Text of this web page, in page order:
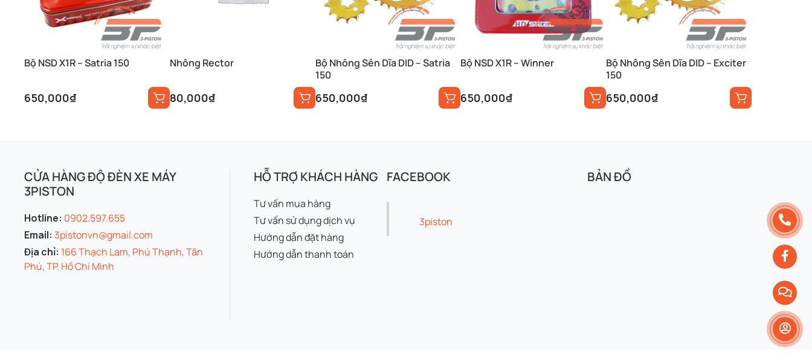
Bộ NSD X1R – Satria 150
650,000₫
Nhông Rector
80,000₫
Bộ Nhông Sên Dĩa DID – Satria
150
650,000₫
Bộ NSD X1R – Winner
650,000₫
Bộ Nhông Sên Dĩa DID – Exciter
150
650,000₫
CỬA HÀNG ĐỘ ĐÈN XE MÁY
3PISTON
Hotline: 0902.597.655
Email: 3pistonvn@gmail.com
Địa chỉ: 166 Thạch Lam, Phú Thạnh, Tân
Phú, TP. Hồ Chí Minh
HỖ TRỢ KHÁCH HÀNG
Tư vấn mua hàng
Tư vấn sử dụng dịch vụ
Hướng dẫn đặt hàng
Hướng dẫn thanh toán
FACEBOOK
3piston
BẢN ĐỒ